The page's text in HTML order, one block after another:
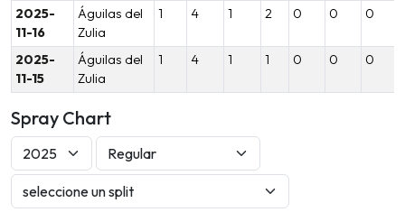
2025-
11-16
Águilas del
Zulia
1 4 1 2 0 0 0
2025-
11-15
Águilas del
Zulia
1 4 1 1 0 0 0
Spray Chart